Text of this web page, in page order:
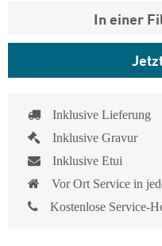
In einer
Inklusive Lieferung
Inklusive Gravur
Inklusive Etui
Vor Ort Service in
Kostenlose Service-